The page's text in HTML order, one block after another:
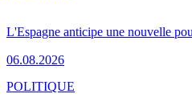
L'Espagne anticipe une nouvelle
06.08.2026
POLITIQUE